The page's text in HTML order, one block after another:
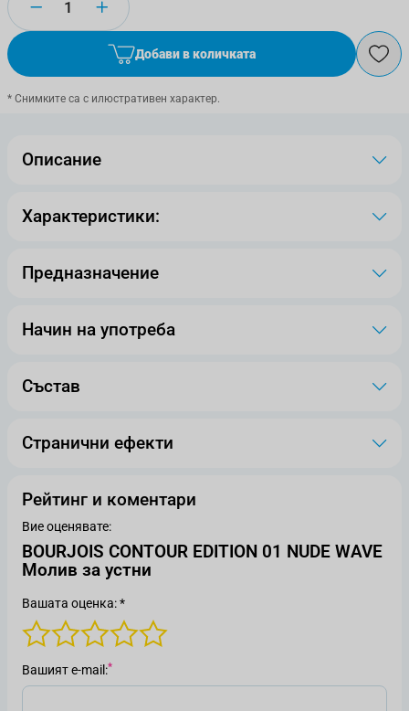
Количество
Добави в количката
* Снимките са с илюстративен характер.
Описание
Характеристики:
Предназначение
Начин на употреба
Състав
Странични ефекти
Рейтинг и коментари
Вие оценявате:
BOURJOIS CONTOUR EDITION 01 NUDE WAVE
Молив за устни
Вашата оценка: *
Вашият е-mail